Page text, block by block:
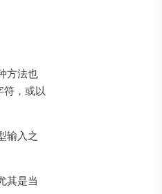
方法也
，或以
输入之
其是当